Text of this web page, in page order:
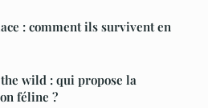
: comment ils survivent en
wild : qui propose la
féline ?